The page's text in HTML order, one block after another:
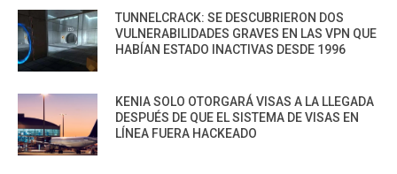
TUNNELCRACK: SE DESCUBRIERON DOS
VULNERABILIDADES GRAVES EN LAS VPN QUE
HABÍAN ESTADO INACTIVAS DESDE 1996
KENIA SOLO OTORGARÁ VISAS A LA LLEGADA
DESPUÉS DE QUE EL SISTEMA DE VISAS EN
LÍNEA FUERA HACKEADO